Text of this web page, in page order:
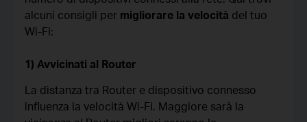
alcuni consigli per migliorare la velocità del tuo
Wi-Fi:
1) Avvicinati al Router
La distanza tra Router e dispositivo connesso
influenza la velocità Wi-Fi. Maggiore sarà la